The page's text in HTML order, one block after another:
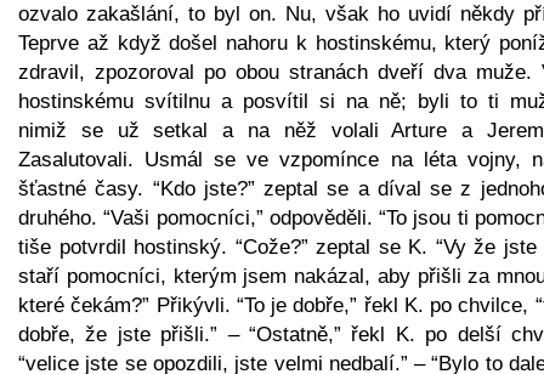
ozvalo zakašlání, to byl on. Nu, však ho uvidí někdy
Teprve až když došel nahoru k hostinskému, který
zdravil, zpozoroval po obou stranách dveří dva muže.
hostinskému svítilnu a posvítil si na ně; byli to ti
nimiž se už setkal a na něž volali Arture a
Zasalutovali. Usmál se ve vzpomínce na léta vojny,
šťastné časy. “Kdo jste?” zeptal se a díval se z
druhého. “Vaši pomocníci,” odpověděli. “To jsou ti
tiše potvrdil hostinský. “Cože?” zeptal se K. “Vy že jste
staří pomocníci, kterým jsem nakázal, aby přišli za
které čekám?” Přikývli. “To je dobře,” řekl K. po chvilce,
dobře, že jste přišli.” – “Ostatně,” řekl K. po delší
“velice jste se opozdili, jste velmi nedbalí.” – “Bylo to